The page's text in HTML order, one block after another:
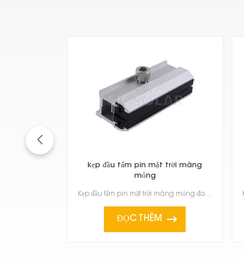
kẹp đầu tấm pin mặt trời màng
mỏng
Kẹp đầu tấm pin mặt trời màng mỏng đang trở nên khá phổ biến vì chúng nhẹ, linh hoạt và hoạt động tố...
ĐỌC THÊM